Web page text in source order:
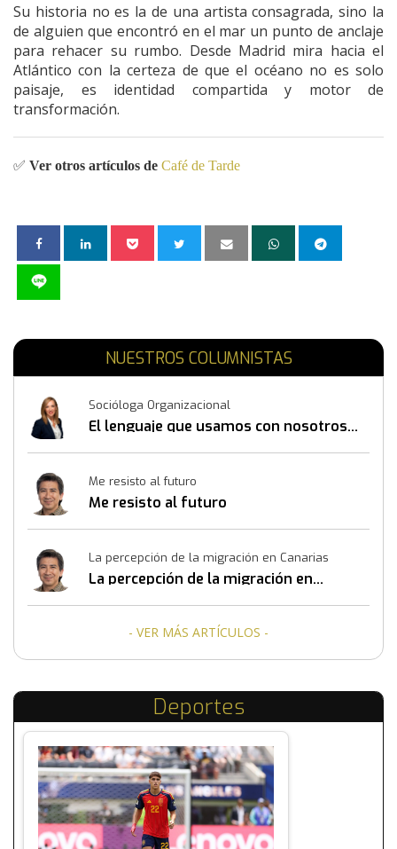
Su historia no es la de una artista consagrada, sino la
de alguien que encontró en el mar un punto de anclaje
para rehacer su rumbo. Desde Madrid mira hacia el
Atlántico con la certeza de que el océano no es solo
paisaje, es identidad compartida y motor de
transformación.
✅ Ver otros artículos de Café de Tarde
NUESTROS COLUMNISTAS
Socióloga Organizacional
El lenguaje que usamos con nosotros
Me resisto al futuro
Me resisto al futuro
La percepción de la migración en Canarias
La percepción de la migración en
- VER MÁS ARTÍCULOS -
Deportes